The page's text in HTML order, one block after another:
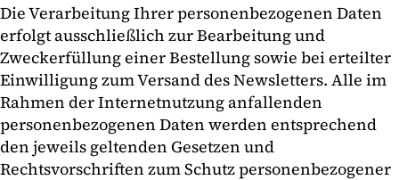
Die Verarbeitung Ihrer personenbezogenen Daten
erfolgt ausschließlich zur Bearbeitung und
Zweckerfüllung einer Bestellung sowie bei erteilter
Einwilligung zum Versand des Newsletters. Alle im
Rahmen der Internetnutzung anfallenden
personenbezogenen Daten werden entsprechend
den jeweils geltenden Gesetzen und
Rechtsvorschriften zum Schutz personenbezogener